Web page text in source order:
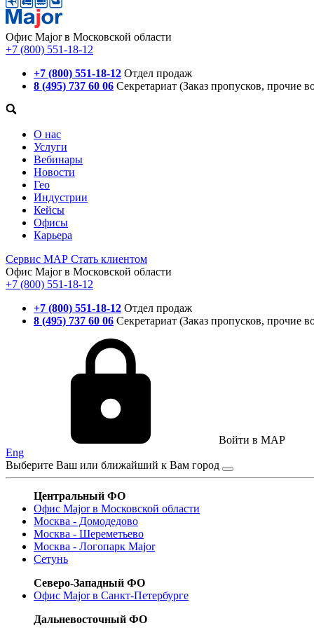
Офис Major в Московской области
+7 (800) 551-18-12
+7 (800) 551-18-12 Отдел продаж
8 (495) 737 60 06 Секретариат (Заказ пропусков, прочие
О нас
Услуги
Вебинары
Новости
Гео
Индустрии
Кейсы
Офисы
Карьера
Сервис МАР Стать клиентом
Офис Major в Московской области
+7 (800) 551-18-12
+7 (800) 551-18-12 Отдел продаж
8 (495) 737 60 06 Секретариат (Заказ пропусков, прочие
Войти в MAP
Eng
Выберите Ваш или ближайший к Вам город
Центральный ФО
Офис Major в Московской области
Москва - Домодедово
Москва - Шереметьево
Москва - Логопарк Major
Сетунь
Северо-Западный ФО
Офис Major в Санкт-Петербурге
Дальневосточный ФО